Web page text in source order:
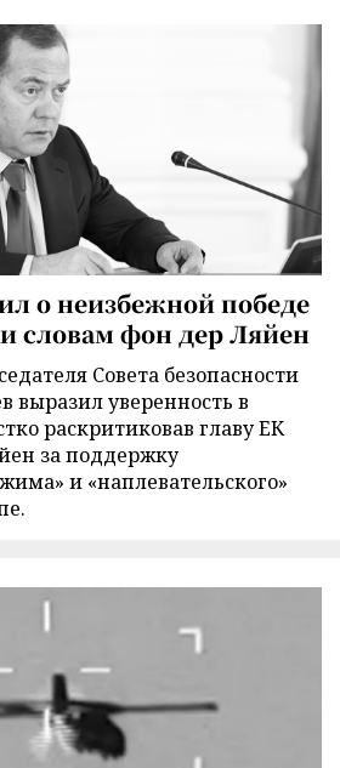
о неизбежной победе
словам фон дер Ляйен
Совета безопасности
уверенность в
раскритиковав главу ЕК
за поддержку
и «наплевательского»